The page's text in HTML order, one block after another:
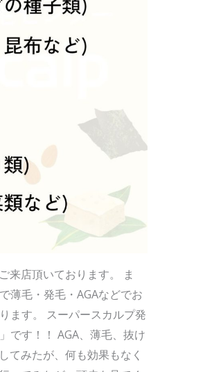
来店頂いております。 ま
薄毛・発毛・AGAなどでお
ます。 スーパースカルプ発
です！！ AGA、薄毛、抜け
てみたが、何も効果もなく